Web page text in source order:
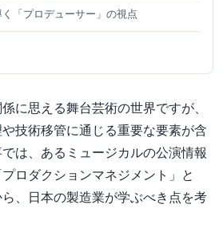
「プロデューサー」の視点
に思える舞台芸術の世界ですが、
技術移管に通じる重要な要素が含
は、あるミュージカルの公演情報
ロダクションマネジメント」と
ら、日本の製造業が学ぶべき点を考